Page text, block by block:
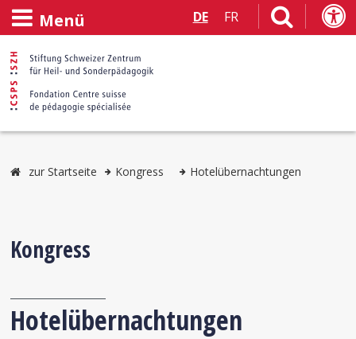
Menü DE FR
zur Startseite Kongress Hotelübernachtungen
Kongress
Hotelübernachtungen